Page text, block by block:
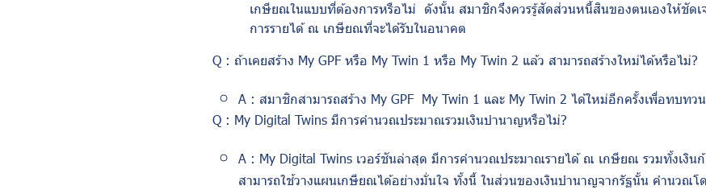
เกษียณในแบบที่ต้องการหรือไม่ ดังนั้น สมาชิกจึงควรรู้สัดส่วนหนี้สินของตนเองให้ชัด
การรายได้ ณ เกษียณที่จะได้รับในอนาคต
Q : ถ้าเคยสร้าง My GPF หรือ My Twin 1 หรือ My Twin 2 แล้ว สามารถสร้างใหม่ได้หรือไม่?
A : สมาชิกสามารถสร้าง My GPF My Twin 1 และ My Twin 2 ได้ใหม่อีกครั้งเพื่อทบทว
Q : My Digital Twins มีการคำนวณประมาณรวมเงินบำนาญหรือไม่?
A : My Digital Twins เวอร์ชันล่าสุด มีการคำนวณประมาณรายได้ ณ เกษียณ รวมทั้งเงิ
สามารถใช้วางแผนเกษียณได้อย่างมั่นใจ ทั้งนี้ ในส่วนของเงินบำนาญจากรัฐนั้น คำนวณ